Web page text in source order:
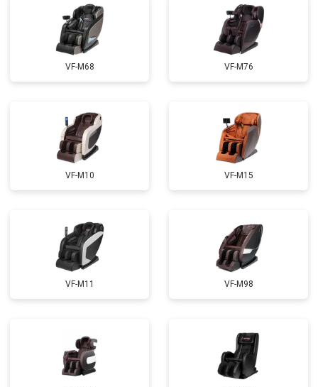
Замена сетевого трансформатора от 4500 ₽ Заказать
Ремонт микро-лифта от 5500 ₽
VF-M68 VF-M76
VF-M10 VF-M15
VF-M11 VF-M98